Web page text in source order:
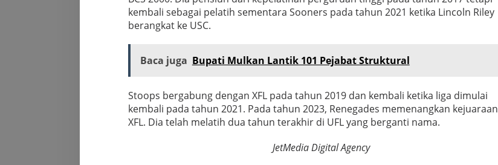
kembali sebagai pelatih sementara Sooners pada tahun 2021 ketika Lincoln Riley
berangkat ke USC.
Baca juga Bupati Mulkan Lantik 101 Pejabat Struktural
Stoops bergabung dengan XFL pada tahun 2019 dan kembali ketika liga dimulai
kembali pada tahun 2021. Pada tahun 2023, Renegades memenangkan kejuaraan
XFL. Dia telah melatih dua tahun terakhir di UFL yang berganti nama.
JetMedia Digital Agency